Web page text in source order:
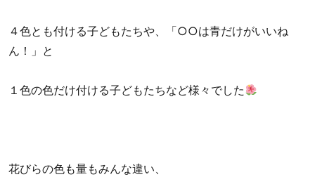
４色とも付ける子どもたちや、「○○は青だけがいいね
ん！」と
１色の色だけ付ける子どもたちなど様々でした
花びらの色も量もみんな違い、